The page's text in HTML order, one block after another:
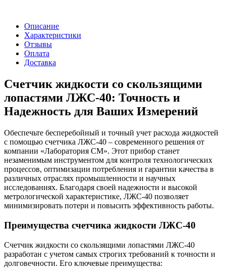
Описание
Характеристики
Отзывы
Оплата
Доставка
Счетчик жидкости со скользящими
лопастями ЛЖС-40: Точность и
Надежность для Ваших Измерений
Обеспечьте бесперебойный и точный учет расхода жидкостей
с помощью счетчика ЛЖС-40 – современного решения от
компании «Лаборатория СМ». Этот прибор станет
незаменимым инструментом для контроля технологических
процессов, оптимизации потребления и гарантии качества в
различных отраслях промышленности и научных
исследованиях. Благодаря своей надежности и высокой
метрологической характеристике, ЛЖС-40 позволяет
минимизировать потери и повысить эффективность работы.
Преимущества счетчика жидкости ЛЖС-40
Счетчик жидкости со скользящими лопастями ЛЖС-40
разработан с учетом самых строгих требований к точности и
долговечности. Его ключевые преимущества: